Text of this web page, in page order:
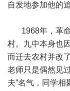
自发地参加他的
1968年，革命
村。九中本身也
而迁去农村并改
老师只是偶然见
夫”名气，同学